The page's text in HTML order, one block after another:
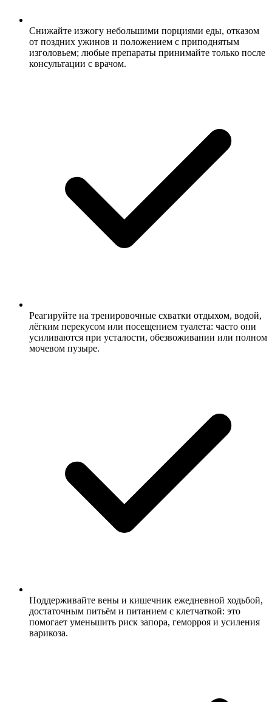
Снижайте изжогу небольшими порциями еды, отказом
от поздних ужинов и положением с приподнятым
изголовьем; любые препараты принимайте только после
консультации с врачом.
Реагируйте на тренировочные схватки отдыхом, водой,
лёгким перекусом или посещением туалета: часто они
усиливаются при усталости, обезвоживании или полном
мочевом пузыре.
Поддерживайте вены и кишечник ежедневной ходьбой,
достаточным питьём и питанием с клетчаткой: это
помогает уменьшить риск запора, геморроя и усиления
варикоза.